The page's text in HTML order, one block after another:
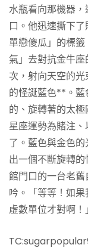
水瓶看向那機器，
口。他迅速撕下
單戀傻瓜」的標
氣」去對抗金牛
次，射向天空的
的怪誕藍色**。藍
的、旋轉著的太
星座運勢為賭注
了。藍色與金色
出一個不斷旋轉
館門口的一台老舊
吟。「等等！如
虛數單位才對啊！」